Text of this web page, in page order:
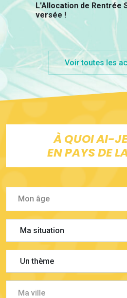
L'Allocation de Rentrée
versée !
Voir toutes les
À QUOI AI-
EN PAYS DE
Ma ville